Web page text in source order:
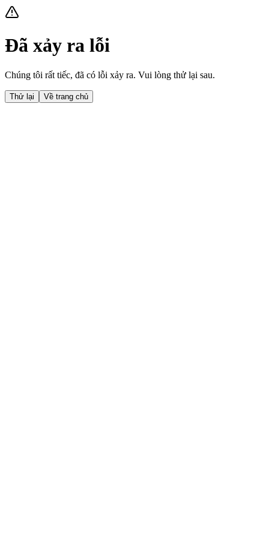
Đã xảy ra lỗi
Chúng tôi rất tiếc, đã có lỗi xảy ra. Vui lòng thử lại sau.
Thử lại Về trang chủ